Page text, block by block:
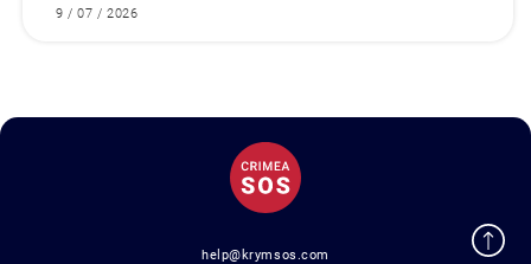
9 / 07 / 2026
help@krymsos.com